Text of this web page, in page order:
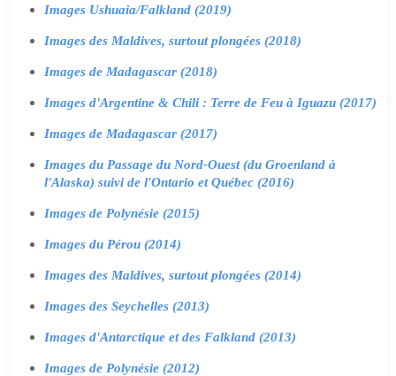
Images Ushuaia/Falkland (2019)
Images des Maldives, surtout plongées (2018)
Images de Madagascar (2018)
Images d'Argentine & Chili : Terre de Feu à Iguazu (2017)
Images de Madagascar (2017)
Images du Passage du Nord-Ouest (du Groenland à
l'Alaska) suivi de l'Ontario et Québec (2016)
Images de Polynésie (2015)
Images du Pérou (2014)
Images des Maldives, surtout plongées (2014)
Images des Seychelles (2013)
Images d'Antarctique et des Falkland (2013)
Images de Polynésie (2012)